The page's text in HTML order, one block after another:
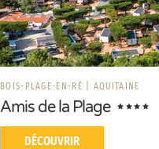
BOIS-PLAGE-EN-RÉ AQUITAINE
Amis de la Plage
DÉCOUVRIR